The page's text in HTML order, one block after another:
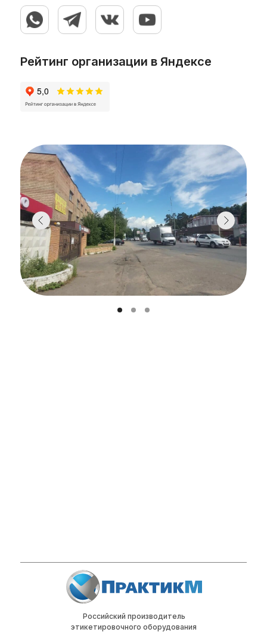
Узнать больше о комплектации
Рейтинг организации в Яндексе
Российский производитель
этикетировочного оборудования